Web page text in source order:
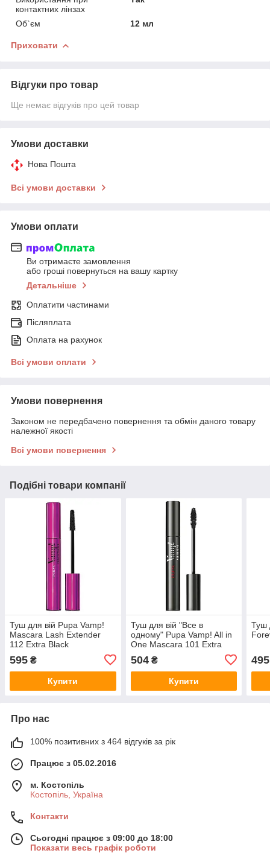
контактних лінзах
Об`єм 12 мл
Приховати
Відгуки про товар
Ще немає відгуків про цей товар
Умови доставки
Нова Пошта
Всі умови доставки
Умови оплати
Ви отримаєте замовлення
або гроші повернуться на вашу картку
Детальніше
Оплатити частинами
Післяплата
Оплата на рахунок
Всі умови оплати
Умови повернення
Законом не передбачено повернення та обмін даного товару
належної якості
Всі умови повернення
Подібні товари компанії
Туш для вій Pupa Vamp!
Mascara Lash Extender
112 Extra Black
595 ₴
Купити
Туш для вій "Все в
одному" Pupa Vamp! All in
One Mascara 101 Extra
504₴
Купити
Туш
495
Про нас
100% позитивних з 464 відгуків за рік
Працює з 05.02.2016
м. Костопіль
Костопіль, Україна
Контакти
Сьогодні працює з 09:00 до 18:00
Показати весь графік роботи